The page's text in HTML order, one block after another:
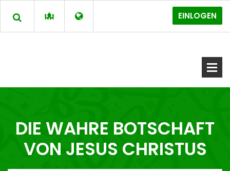
EINLOGEN
DIE WAHRE BOTSCHAFT
VON JESUS CHRISTUS